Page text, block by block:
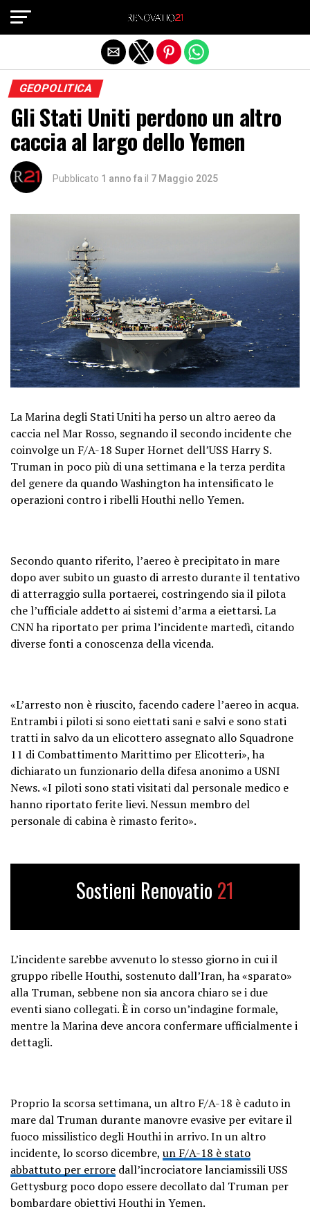
GEOPOLITICA
Gli Stati Uniti perdono un altro
caccia al largo dello Yemen
Pubblicato 1 anno fa il 7 Maggio 2025
La Marina degli Stati Uniti ha perso un altro aereo da
caccia nel Mar Rosso, segnando il secondo incidente che
coinvolge un F/A-18 Super Hornet dell’USS Harry S.
Truman in poco più di una settimana e la terza perdita
del genere da quando Washington ha intensificato le
operazioni contro i ribelli Houthi nello Yemen.
Secondo quanto riferito, l’aereo è precipitato in mare
dopo aver subito un guasto di arresto durante il tentativo
di atterraggio sulla portaerei, costringendo sia il pilota
che l’ufficiale addetto ai sistemi d’arma a eiettarsi. La
CNN ha riportato per prima l’incidente martedì, citando
diverse fonti a conoscenza della vicenda.
«L’arresto non è riuscito, facendo cadere l’aereo in acqua.
Entrambi i piloti si sono eiettati sani e salvi e sono stati
tratti in salvo da un elicottero assegnato allo Squadrone
11 di Combattimento Marittimo per Elicotteri», ha
dichiarato un funzionario della difesa anonimo a USNI
News. «I piloti sono stati visitati dal personale medico e
hanno riportato ferite lievi. Nessun membro del
personale di cabina è rimasto ferito».
Sostieni Renovatio 21
L’incidente sarebbe avvenuto lo stesso giorno in cui il
gruppo ribelle Houthi, sostenuto dall’Iran, ha «sparato»
alla Truman, sebbene non sia ancora chiaro se i due
eventi siano collegati. È in corso un’indagine formale,
mentre la Marina deve ancora confermare ufficialmente i
dettagli.
Proprio la scorsa settimana, un altro F/A-18 è caduto in
mare dal Truman durante manovre evasive per evitare il
fuoco missilistico degli Houthi in arrivo. In un altro
incidente, lo scorso dicembre, un F/A-18 è stato
abbattuto per errore dall’incrociatore lanciamissili USS
Gettysburg poco dopo essere decollato dal Truman per
bombardare obiettivi Houthi in Yemen.
Exit mobile version